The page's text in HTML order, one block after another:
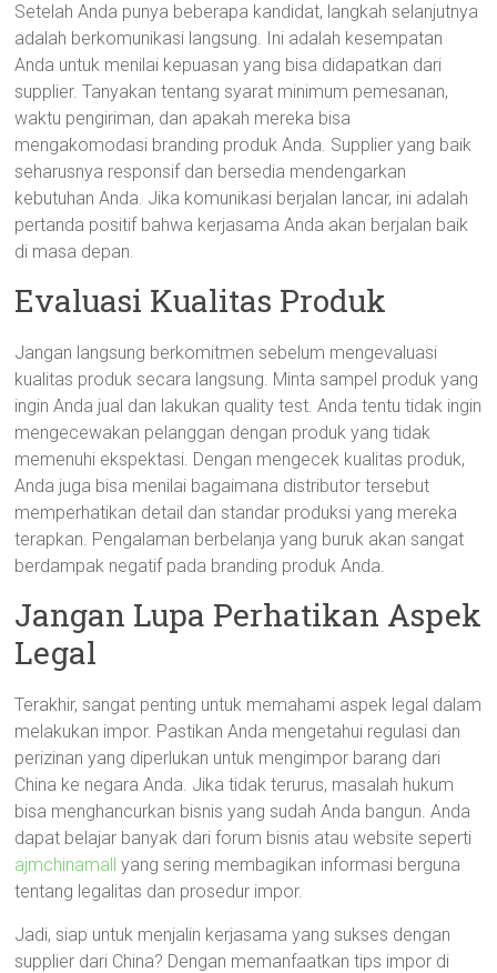
Setelah Anda punya beberapa kandidat, langkah selanjutnya
adalah berkomunikasi langsung. Ini adalah kesempatan
Anda untuk menilai kepuasan yang bisa didapatkan dari
supplier. Tanyakan tentang syarat minimum pemesanan,
waktu pengiriman, dan apakah mereka bisa
mengakomodasi branding produk Anda. Supplier yang baik
seharusnya responsif dan bersedia mendengarkan
kebutuhan Anda. Jika komunikasi berjalan lancar, ini adalah
pertanda positif bahwa kerjasama Anda akan berjalan baik
di masa depan.
Evaluasi Kualitas Produk
Jangan langsung berkomitmen sebelum mengevaluasi
kualitas produk secara langsung. Minta sampel produk yang
ingin Anda jual dan lakukan quality test. Anda tentu tidak ingin
mengecewakan pelanggan dengan produk yang tidak
memenuhi ekspektasi. Dengan mengecek kualitas produk,
Anda juga bisa menilai bagaimana distributor tersebut
memperhatikan detail dan standar produksi yang mereka
terapkan. Pengalaman berbelanja yang buruk akan sangat
berdampak negatif pada branding produk Anda.
Jangan Lupa Perhatikan Aspek
Legal
Terakhir, sangat penting untuk memahami aspek legal dalam
melakukan impor. Pastikan Anda mengetahui regulasi dan
perizinan yang diperlukan untuk mengimpor barang dari
China ke negara Anda. Jika tidak terurus, masalah hukum
bisa menghancurkan bisnis yang sudah Anda bangun. Anda
dapat belajar banyak dari forum bisnis atau website seperti
ajmchinamall yang sering membagikan informasi berguna
tentang legalitas dan prosedur impor.
Jadi, siap untuk menjalin kerjasama yang sukses dengan
supplier dari China? Dengan memanfaatkan tips impor di